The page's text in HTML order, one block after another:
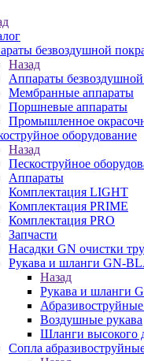
безвоздушной
Назад
Аппараты
Мембранные аппараты
Поршневые аппараты
Промышленное
оборудование
Назад
Пескоструйное
Аппараты
Комплектация LIGHT
Комплектация PRIME
Комплектация PRO
Запчасти
Насадки GN очистки
Рукава и шланги GN-
Назад
Рукава и шланги
Абразивоструйные
Воздушные рукава
Шланги высокого
Сопла